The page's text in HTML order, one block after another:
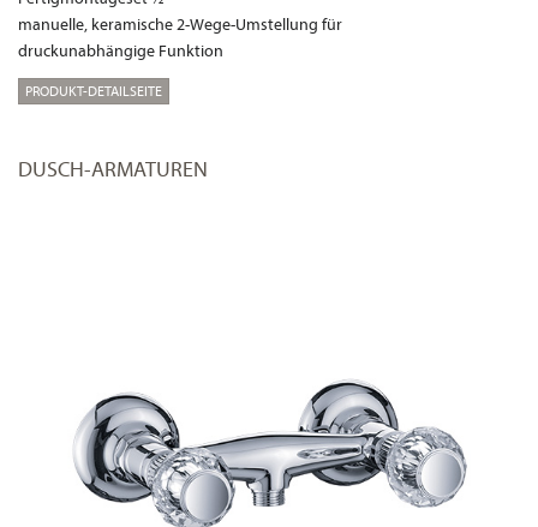
manuelle, keramische 2-Wege-Umstellung für
druckunabhängige Funktion
PRODUKT-DETAILSEITE
DUSCH-ARMATUREN